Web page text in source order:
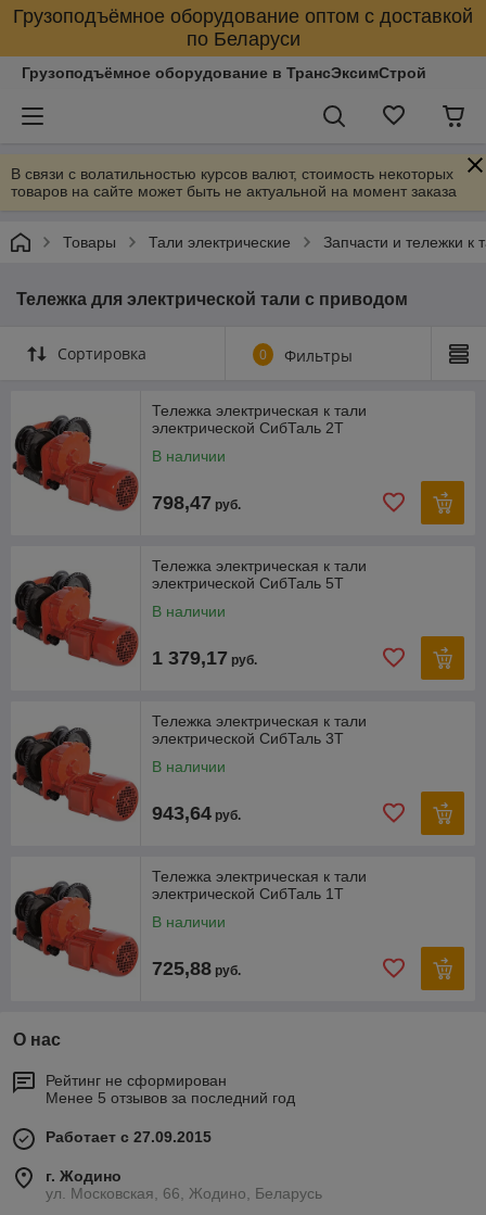
Грузоподъёмное оборудование оптом с доставкой
по Беларуси
Грузоподъёмное оборудование в ТрансЭксимСтрой
В связи с волатильностью курсов валют, стоимость некоторых
товаров на сайте может быть не актуальной на момент заказа
Товары Тали электрические Запчасти и тележки к
Тележка для электрической тали с приводом
Сортировка 0 Фильтры
Тележка электрическая к тали
электрической СибТаль 2Т
В наличии
798,47 руб.
Тележка электрическая к тали
электрической СибТаль 5Т
В наличии
1 379,17 руб.
Тележка электрическая к тали
электрической СибТаль 3Т
В наличии
943,64 руб.
Тележка электрическая к тали
электрической СибТаль 1Т
В наличии
725,88 руб.
О нас
Рейтинг не сформирован
Менее 5 отзывов за последний год
Работает с 27.09.2015
г. Жодино
ул. Московская, 66, Жодино, Беларусь